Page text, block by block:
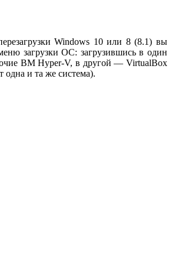
Windows 10 или 8 (8.1) вы
загрузки ОС: загрузившись в один
ВМ Hyper-V, в другой — VirtualBox
одна и та же система).